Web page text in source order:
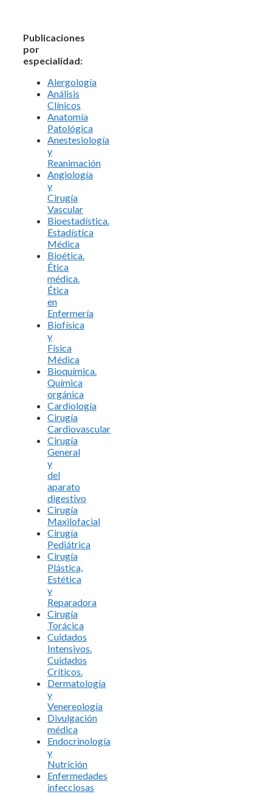
Publicaciones
por
especialidad:
Alergología
Análisis
Clínicos
Anatomía
Patológica
Anestesiología
y
Reanimación
Angiología
y
Cirugía
Vascular
Bioestadística.
Estadística
Médica
Bioética.
Ética
médica.
Ética
en
Enfermería
Biofísica
y
Física
Médica
Bioquímica.
Química
orgánica
Cardiología
Cirugía
Cardiovascular
Cirugía
General
y
del
aparato
digestivo
Cirugía
Maxilofacial
Cirugía
Pediátrica
Cirugía
Plástica,
Estética
y
Reparadora
Cirugía
Torácica
Cuidados
Intensivos.
Cuidados
Críticos.
Dermatología
y
Venereología
Divulgación
médica
Endocrinología
y
Nutrición
Enfermedades
infecciosas